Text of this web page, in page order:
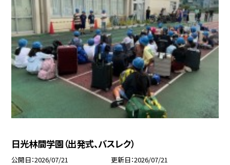
日光林間学園（出発式、バスレク）
公開日 2026/07/21 更新日 2026/07/21